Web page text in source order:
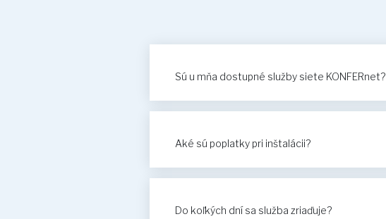
Sú u mňa dostupné služby siete KONFERnet?
Aké sú poplatky pri inštalácii?
Do koľkých dní sa služba zriaďuje?